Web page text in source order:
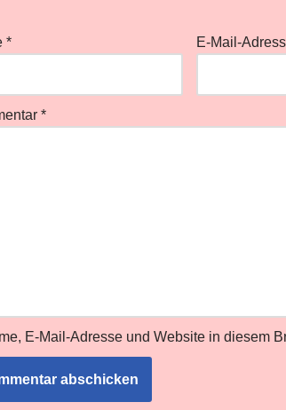
* E-Mail-
*
E-Mail-Adresse und Website in diesem